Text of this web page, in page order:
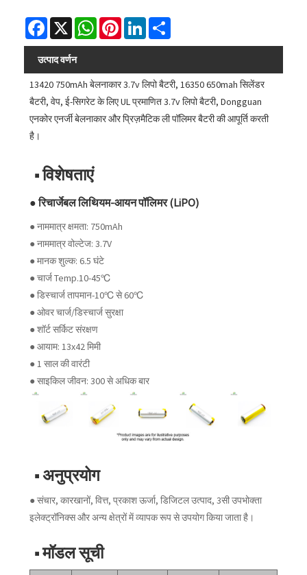
Facebook
X WhatsAppPinterestLinkedIn
उत्पाद वर्णन
13420 750mAh बेलनाकार 3.7v लिपो बैटरी, 16350 650mah सिलेंडर
बैटरी, वेप, ई-सिगरेट के लिए UL प्रमाणित 3.7v लिपो बैटरी, Dongguan
एनकोर एनर्जी बेलनाकार और प्रिज़मैटिक ली पॉलिमर बैटरी की आपूर्ति करती
है।
■ विशेषताएं
● रिचार्जेबल लिथियम-आयन पॉलिमर (LiPO)
● नाममात्र क्षमता: 750mAh
● नाममात्र वोल्टेज: 3.7V
● मानक शुल्क: 6.5 घंटे
● चार्ज Temp.10-45℃
● डिस्चार्ज तापमान-10℃ से 60℃
● ओवर चार्ज/डिस्चार्ज सुरक्षा
● शॉर्ट सर्किट संरक्षण
● आयाम: 13x42 मिमी
● 1 साल की वारंटी
● साइकिल जीवन: 300 से अधिक बार
■ अनुप्रयोग
● संचार, कारखानों, वित्त, प्रकाश ऊर्जा, डिजिटल उत्पाद, 3सी उपभोक्ता
इलेक्ट्रॉनिक्स और अन्य क्षेत्रों में व्यापक रूप से उपयोग किया जाता है।
■ मॉडल सूची